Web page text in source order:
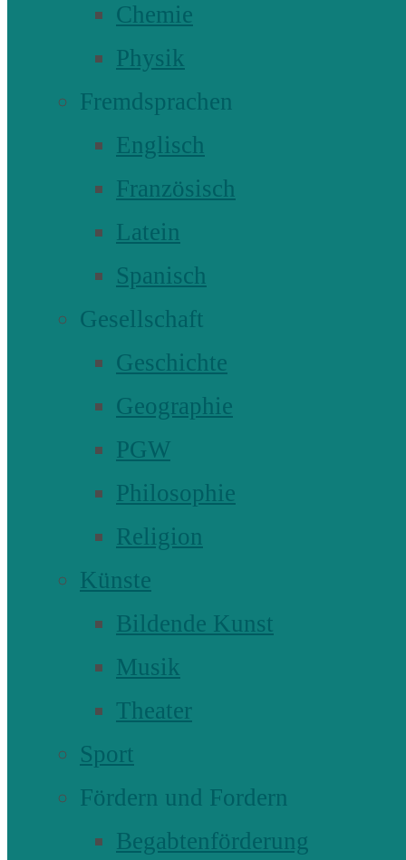
Chemie
Physik
Fremdsprachen
Englisch
Französisch
Latein
Spanisch
Gesellschaft
Geschichte
Geographie
PGW
Philosophie
Religion
Künste
Bildende Kunst
Musik
Theater
Sport
Fördern und Fordern
Begabtenförderung